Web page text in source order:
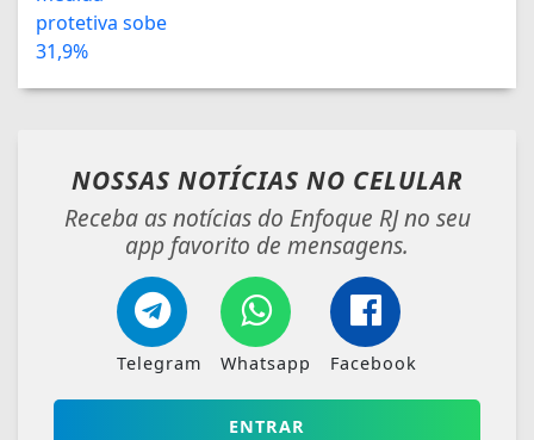
NOSSAS NOTÍCIAS NO CELULAR
Receba as notícias do Enfoque RJ no seu
app favorito de mensagens.
Telegram Whatsapp Facebook
ENTRAR